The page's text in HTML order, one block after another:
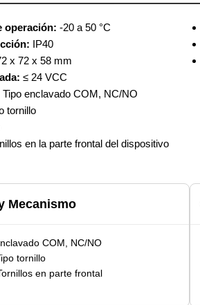
operación: -20 a 50 °C
IP40
x 72 x 58 mm
≤ 24 VCC
Tipo enclavado COM, NC/NO
tornillo
en la parte frontal del dispositivo
Mecanismo
COM, NC/NO
tornillo
en parte frontal